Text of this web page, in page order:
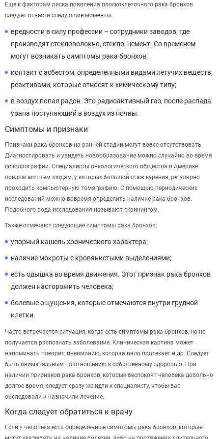
Еще к факторам риска появления плоскоклеточного рака бронхов
следует отнести следующие моменты:
вредности в силу профессии – сотрудники заводов, где
производят стекловолокно, стекло, цемент. Со временем
могут возникать симптомы рака бронхов;
контакт с асбестом, определенными видами летучих веществ,
реактивами, которые относят к химическому типу;
в воздух попал радон. Это радиоактивный газ, после распада
урана поступающий в воздух из почвы.
Симптомы и признаки
Признаки рака бронхов на ранней стадии могут вовсе отсутствовать.
Диагностировать и увидеть новообразование можно случайно во время
флюорографии. Специалисты онкологического общества в Америке
предлагают тем людям, у которых большой стаж курения, регулярно
проходить компьютерную томографию. С помощью периодических
исследований можно вовремя определить наличие рака бронхов.
Подобного рода исследования называют скринингом.
Также отмечают следующие симптомы рака бронхов:
упорный кашель хронического характера;
наличие мокроты с кровянистыми выделениями;
есть одышка во время движения. Этот признак рака бронхов
должен насторожить человека;
болевые ощущения, которые отмечаются внутри грудной
клетки.
Часто встречается ситуация, когда есть симптомы рака бронхов, но не
получается распознать заболевание. Клиническая картина может
напоминать плеврит, пневмонию, которая вяло протекает и др. Следует
быть внимательным по отношению к собственному здоровью. При
наличии признаков рака бронхов, которые беспокоят человека довольно
долгое время, следует сразу же идти к специалисту, чтобы вас
обследовали и назначили лечение.
Когда следует обратиться к врачу
Если у человека есть определенные симптомы рака бронхов, которые